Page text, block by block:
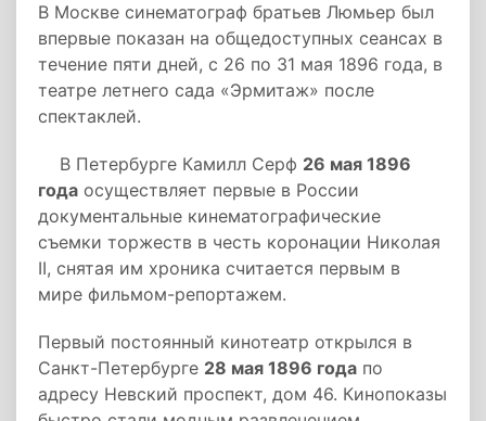
В Москве синематограф братьев Люмьер был
впервые показан на общедоступных сеансах в
течение пяти дней, с 26 по 31 мая 1896 года, в
театре летнего сада «Эрмитаж» после
спектаклей.
В Петербурге Камилл Серф 26 мая 1896
года осуществляет первые в России
документальные кинематографические
съемки торжеств в честь коронации Николая
II, снятая им хроника считается первым в
мире фильмом-репортажем.
Первый постоянный кинотеатр открылся в
Санкт-Петербурге 28 мая 1896 года по
адресу Невский проспект, дом 46. Кинопоказы